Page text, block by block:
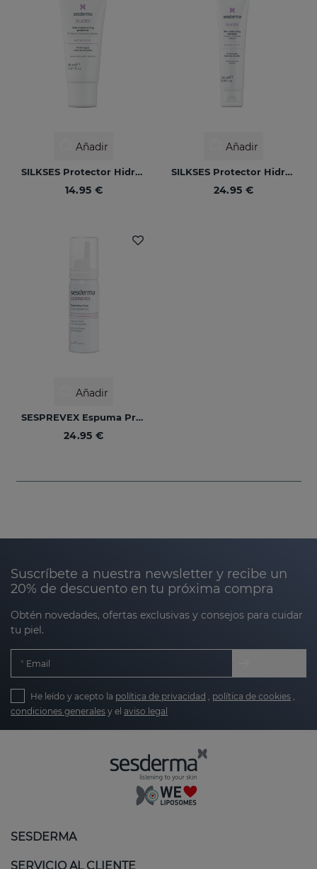
Añadir
SILKSES Protector Hidratante Cutáneo 30 Ml
14.95 €
Añadir
SILKSES Protector Hidratante Cutáneo 100 Ml
24.95 €
Añadir
SESPREVEX Espuma Protectora 50 Ml
24.95 €
Suscríbete a nuestra newsletter y recibe un
20% de descuento en tu próxima compra
Obtén novedades, ofertas exclusivas y consejos para cuidar
tu piel.
Email
He leído y acepto la política de privacidad , política de cookies ,
condiciones generales y el aviso legal
SESDERMA
SERVICIO AL CLIENTE